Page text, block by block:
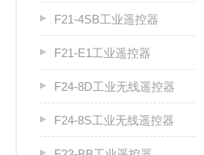
F21-4SB工业遥控器
F21-E1工业遥控器
F24-8D工业无线遥控器
F24-8S工业无线遥控器